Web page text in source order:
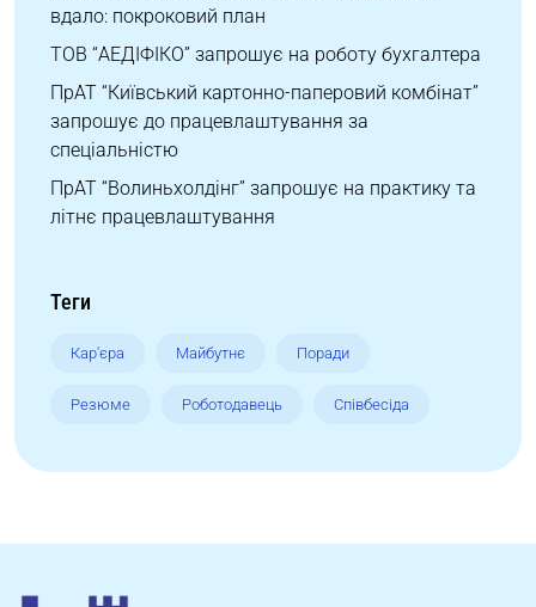
вдало: покроковий план
ТОВ “АЕДІФІКО” запрошує на роботу бухгалтера
ПрАТ “Київський картонно-паперовий комбінат”
запрошує до працевлаштування за
спеціальністю
ПрАТ “Волиньхолдінг” запрошує на практику та
літнє працевлаштування
Теги
Кар'єра Майбутнє Поради
Резюме Роботодавець Співбесіда